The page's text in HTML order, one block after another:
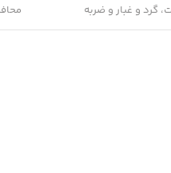
گرد و غبار و ضربه